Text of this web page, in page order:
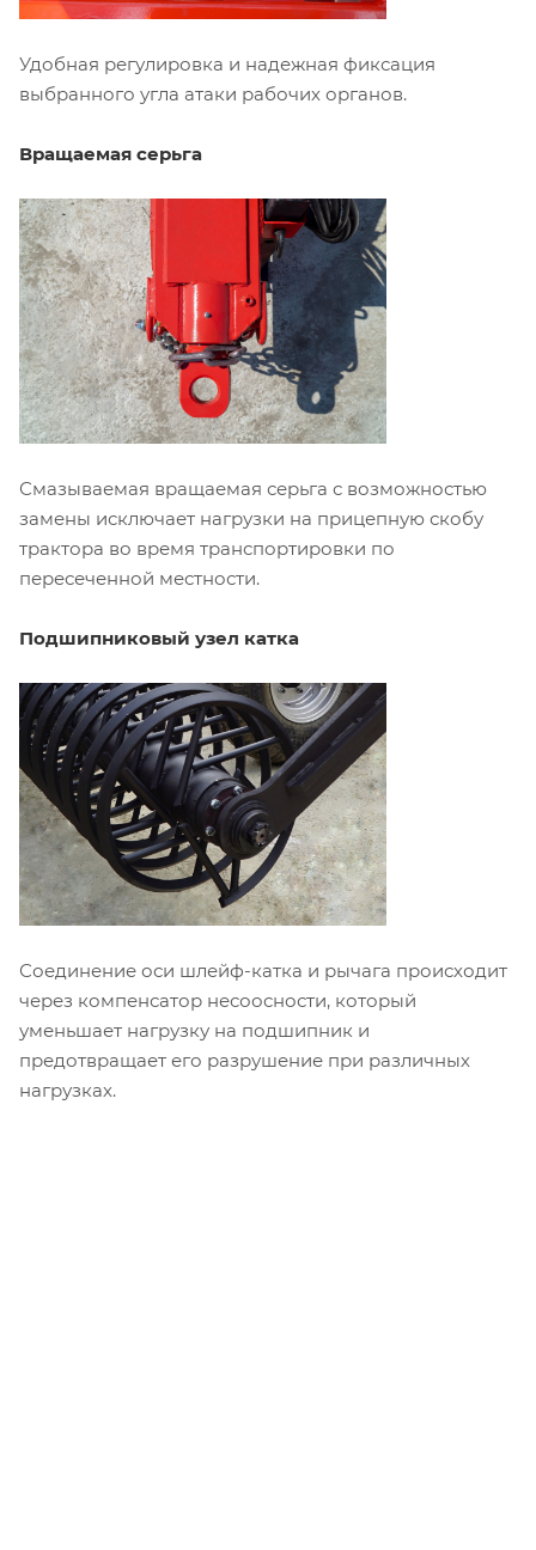
Удобная регулировка и надежная фиксация
выбранного угла атаки рабочих органов.
Вращаемая серьга
Смазываемая вращаемая серьга с возможностью
замены исключает нагрузки на прицепную скобу
трактора во время транспортировки по
пересеченной местности.
Подшипниковый узел катка
Соединение оси шлейф-катка и рычага происходит
через компенсатор несоосности, который
уменьшает нагрузку на подшипник и
предотвращает его разрушение при различных
нагрузках.